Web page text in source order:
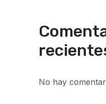
No hay